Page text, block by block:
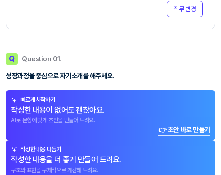
직무 변경
Q Question 01.
성장과정을 중심으로 자기소개를 해주세요.
빠르게 시작하기
작성한 내용이 없어도 괜찮아요.
AI로 문항에 맞게 초안을 만들어 드려요.
👉 초안 바로 만들기
작성한 내용 다듬기
작성한 내용을 더 좋게 만들어 드려요.
구조와 표현을 구체적으로 개선해 드려요.